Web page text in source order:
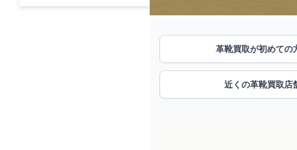
革靴買取が初めての
近くの革靴買取店